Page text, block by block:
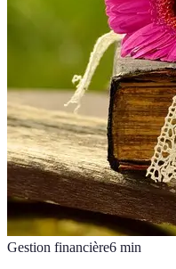
Gestion financière6 min